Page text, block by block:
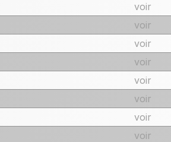
voir
voir
voir
voir
voir
voir
voir
voir